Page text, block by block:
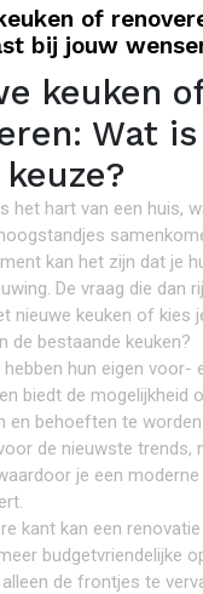
of
bij jouw
keuken
Wat
het hart van een huis,
kan het zijn dat je
De vraag die dan
nieuwe keuken of kies
de bestaande keuken?
hun eigen voor-
biedt de mogelijkheid
en behoeften te
de nieuwste trends,
je een
kant kan een
budgetvriendelijke
de frontjes te